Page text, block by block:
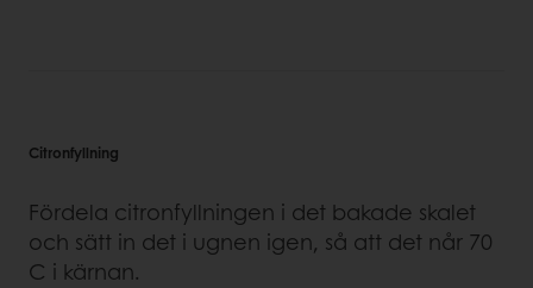
Citronfyllning
Fördela citronfyllningen i det bakade skalet
och sätt in det i ugnen igen, så att det når 70
C i kärnan.